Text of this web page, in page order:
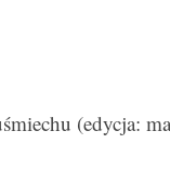
(edycja: